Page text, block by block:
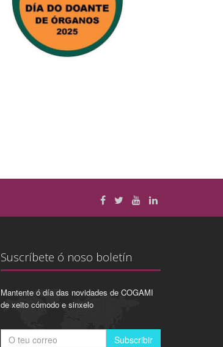
Suscríbete ó noso boletín
Mantente ó día das novidades de COGAMI
de xeito cómodo e sinxelo
Subscribir